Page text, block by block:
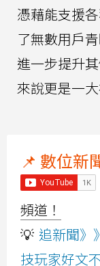
憑藉能支援
了無數用戶
進一步提升
來說更是一大
📌 數位新
頻道！
💡 追新聞》
技玩家好文